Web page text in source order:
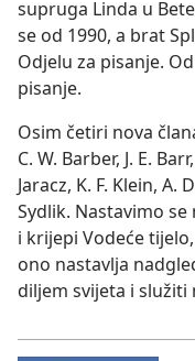
supruga Linda u
se od 1990, a brat
Odjelu za pisanje.
pisanje.
Osim četiri nova
C. W. Barber, J. E.
Jaracz, K. F. Klein, A.
Sydlik. Nastavimo
i krijepi Vodeće
ono nastavlja
diljem svijeta i